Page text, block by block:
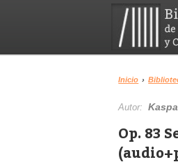
Inicio ›
Autor:
Op. 83